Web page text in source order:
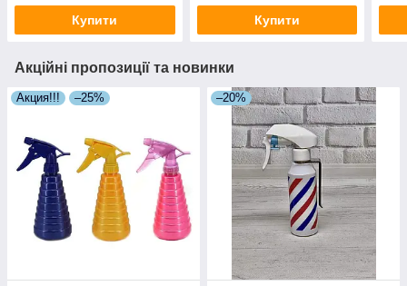
Купити Купити
Акційні пропозиції та новинки
Акция!!! –25% –20%